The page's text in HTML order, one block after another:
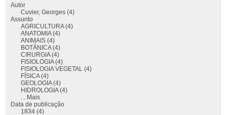
Autor
Cuvier, Georges (4)
Assunto
AGRICULTURA (4)
ANATOMIA (4)
ANIMAIS (4)
BOTÂNICA (4)
CIRURGIA (4)
FISIOLOGIA (4)
FISIOLOGIA VEGETAL (4)
FÍSICA (4)
GEOLOGIA (4)
HIDROLOGIA (4)
... Mais
Data de publicação
1834 (4)